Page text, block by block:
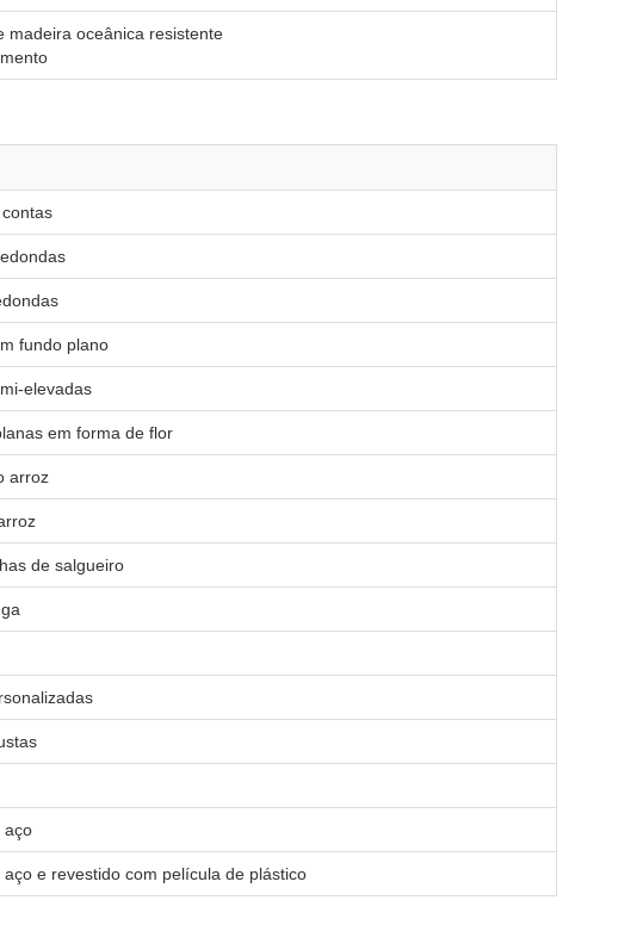
madeira oceânica resistente
fundo plano
elevadas
em forma de flor
arroz
de salgueiro
aço
e revestido com película de plástico